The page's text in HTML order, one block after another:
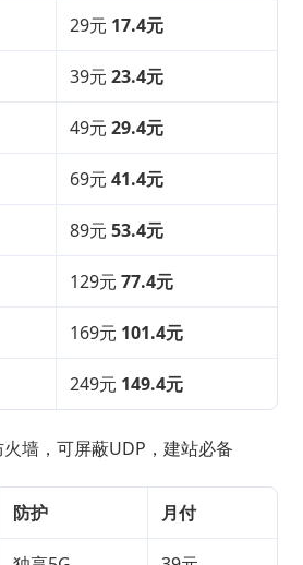
29元 17.4元
39元 23.4元
49元 29.4元
69元 41.4元
89元 53.4元
129元 77.4元
169元 101.4元
249元 149.4元
墙，可屏蔽UDP，建站必备
防护 月付